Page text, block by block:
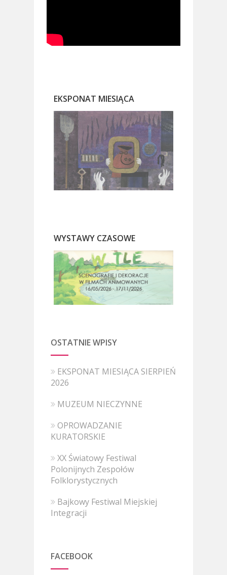
EKSPONAT MIESIĄCA
WYSTAWY CZASOWE
OSTATNIE WPISY
EKSPONAT MIESIĄCA SIERPIEŃ
2026
MUZEUM NIECZYNNE
OPROWADZANIE
KURATORSKIE
XX Światowy Festiwal
Polonijnych Zespołów
Folklorystycznych
Bajkowy Festiwal Miejskiej
Integracji
FACEBOOK